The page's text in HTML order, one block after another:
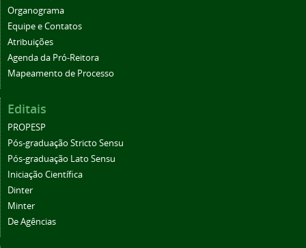
Organograma
Equipe e Contatos
Atribuições
Agenda da Pró-Reitora
Mapeamento de Processo
Editais
PROPESP
Pós-graduação Stricto Sensu
Pós-graduação Lato Sensu
Iniciação Científica
Dinter
Minter
De Agências